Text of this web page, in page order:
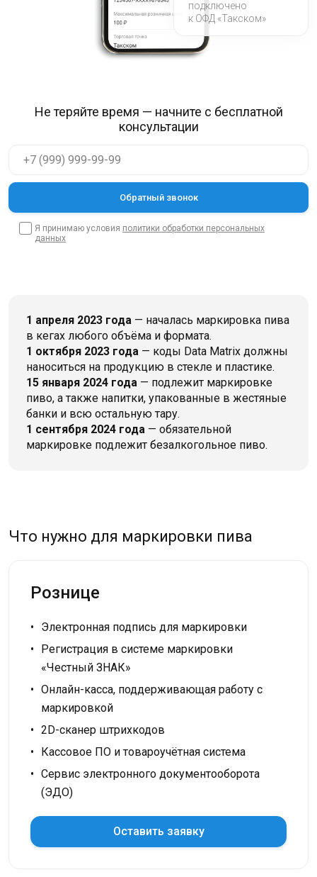
Не теряйте время — начните с бесплатной
консультации
Я принимаю условия политики обработки персональных
данных
подключено
к ОФД «Такском»
1 апреля 2023 года — началась маркировка пива
в кегах любого объёма и формата.
1 октября 2023 года — коды Data Matrix должны
наноситься на продукцию в стекле и пластике.
15 января 2024 года — подлежит маркировке
пиво, а также напитки, упакованные в жестяные
банки и всю остальную тару.
1 сентября 2024 года — обязательной
маркировке подлежит безалкогольное пиво.
Что нужно для маркировки пива
Рознице
Электронная подпись для маркировки
Регистрация в системе маркировки
«Честный ЗНАК»
Онлайн-касса, поддерживающая работу с
маркировкой
2D-сканер штрихкодов
Кассовое ПО и товароучётная система
Сервис электронного документооборота
(ЭДО)
Оставить заявку